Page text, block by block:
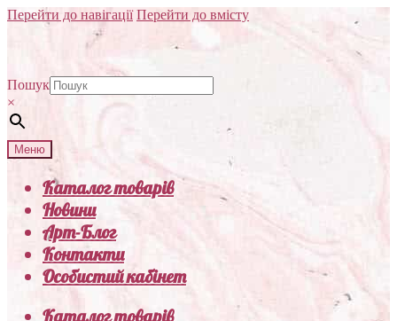
Перейти до навігації Перейти до вмісту
Пошук
×
Меню
Каталог товарів
Новини
Арт-Блог
Контакти
Особистий кабінет
Каталог товарів